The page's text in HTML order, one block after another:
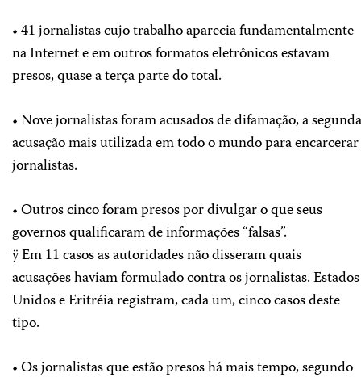
• 41 jornalistas cujo trabalho aparecia fundamentalmente
na Internet e em outros formatos eletrônicos estavam
presos, quase a terça parte do total.
• Nove jornalistas foram acusados de difamação, a segunda
acusação mais utilizada em todo o mundo para encarcerar
jornalistas.
• Outros cinco foram presos por divulgar o que seus
governos qualificaram de informações “falsas”.
ÿ Em 11 casos as autoridades não disseram quais
acusações haviam formulado contra os jornalistas. Estados
Unidos e Eritréia registram, cada um, cinco casos deste
tipo.
• Os jornalistas que estão presos há mais tempo, segundo